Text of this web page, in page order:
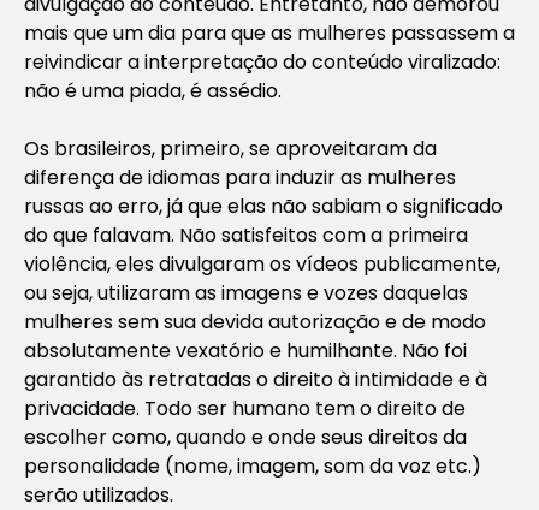
mais que um dia para que as mulheres passassem a
reivindicar a interpretação do conteúdo viralizado:
não é uma piada, é assédio.
Os brasileiros, primeiro, se aproveitaram da
diferença de idiomas para induzir as mulheres
russas ao erro, já que elas não sabiam o significado
do que falavam. Não satisfeitos com a primeira
violência, eles divulgaram os vídeos publicamente,
ou seja, utilizaram as imagens e vozes daquelas
mulheres sem sua devida autorização e de modo
absolutamente vexatório e humilhante. Não foi
garantido às retratadas o direito à intimidade e à
privacidade. Todo ser humano tem o direito de
escolher como, quando e onde seus direitos da
personalidade (nome, imagem, som da voz etc.)
serão utilizados.